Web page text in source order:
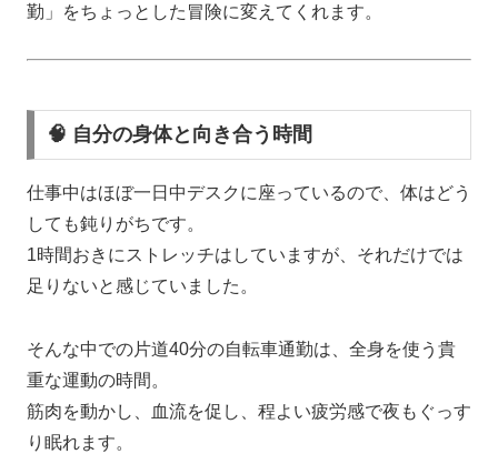
勤」をちょっとした冒険に変えてくれます。
🧠 自分の身体と向き合う時間
仕事中はほぼ一日中デスクに座っているので、体はどう
しても鈍りがちです。
1時間おきにストレッチはしていますが、それだけでは
足りないと感じていました。
そんな中での片道40分の自転車通勤は、全身を使う貴
重な運動の時間。
筋肉を動かし、血流を促し、程よい疲労感で夜もぐっす
り眠れます。